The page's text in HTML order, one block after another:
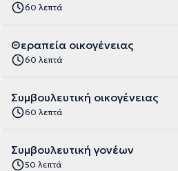
60 λεπτά
Θεραπεία οικογένειας
60 λεπτά
Συμβουλευτική οικογένειας
60 λεπτά
Συμβουλευτική γονέων
50 λεπτά